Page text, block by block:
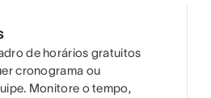
de horários gratuitos
cronograma ou
Monitore o tempo,